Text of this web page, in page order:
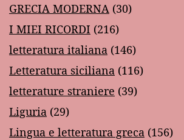
GRECIA MODERNA (30)
I MIEI RICORDI (216)
letteratura italiana (146)
Letteratura siciliana (116)
letterature straniere (39)
Liguria (29)
Lingua e letteratura greca (156)